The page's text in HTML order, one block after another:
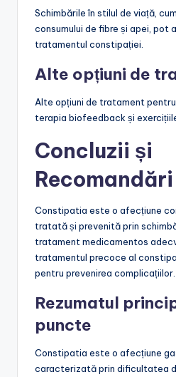
Schimbările în stilul de viață,
consumului de fibre și apei, pot
tratamentul constipației.
Alte opțiuni de
Alte opțiuni de tratament
terapia biofeedback și
Concluzii și
Recomandări
Constipatia este o afecțiune
tratată și prevenită prin
tratament medicamentos
tratamentul precoce al
pentru prevenirea complicațiilor.
Rezumatul
puncte
Constipatia este o afecțiune
caracterizată prin dificultatea